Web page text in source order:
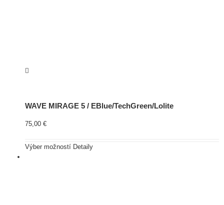
WAVE MIRAGE 5 / EBlue/TechGreen/Lolite
75,00 €
Výber možností Detaily